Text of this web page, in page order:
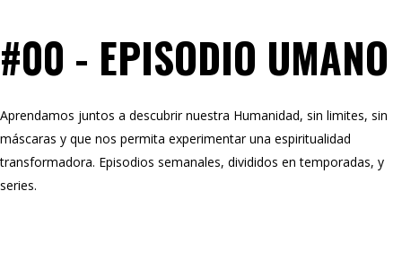
#00 - EPISODIO UMANO
Aprendamos juntos a descubrir nuestra Humanidad, sin limites, sin
máscaras y que nos permita experimentar una espiritualidad
transformadora. Episodios semanales, divididos en temporadas, y
series.